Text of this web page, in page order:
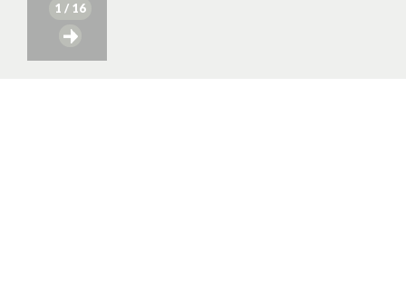
1 / 16